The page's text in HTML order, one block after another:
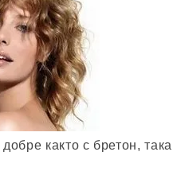
както с бретон, така